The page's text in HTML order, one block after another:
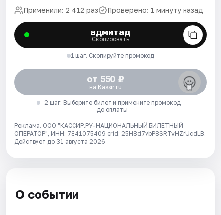
Применили: 2 412 раз Проверено: 1 минуту назад
адмитад
Скопировать
1 шаг. Скопируйте промокод
от 550 ₽
на Kassir.ru
2 шаг. Выберите билет и примените промокод
до оплаты
Реклама. ООО "КАССИР.РУ-НАЦИОНАЛЬНЫЙ БИЛЕТНЫЙ
ОПЕРАТОР", ИНН: 7841075409 erid: 25H8d7vbP8SRTvHZrUcdLB.
Действует до 31 августа 2026
О событии